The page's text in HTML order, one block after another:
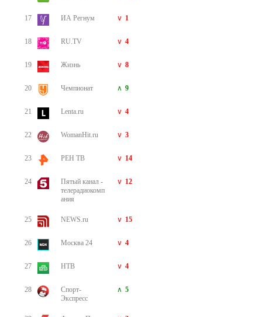
17 ИА Регнум 1
18 RU.TV 4
19 Жизнь 8
20 Чемпионат 9
21 Lenta.ru 4
22 WomanHit.ru 3
23 РЕН ТВ 14
24
Пятый канал -
телерадиокомп
ания
12
25 NEWS.ru 15
26 Москва 24 4
27 НТВ 4
28
Спорт-
Экспресс
5